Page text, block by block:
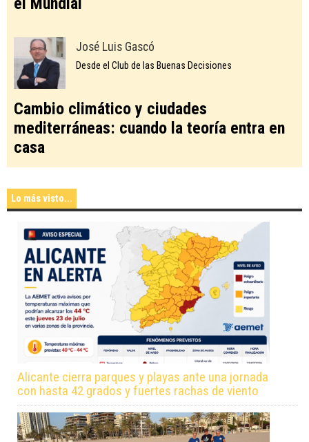
José Luis Gascó
Desde el Club de las Buenas Decisiones
Cambio climático y ciudades
mediterráneas: cuando la teoría entra en
casa
Lo más visto...
Alicante cierra parques y playas ante una jornada
con hasta 42 grados y fuertes rachas de viento